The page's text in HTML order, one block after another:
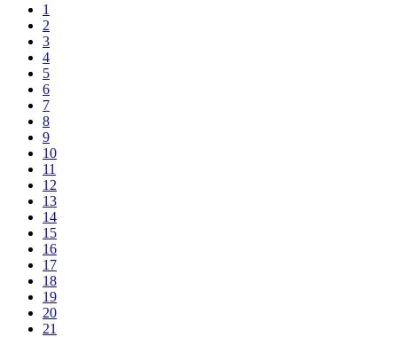
1
2
3
4
5
6
7
8
9
10
11
12
13
14
15
16
17
18
19
20
21